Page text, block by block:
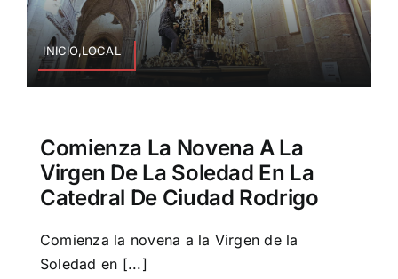
INICIO,LOCAL
Comienza La Novena A La
Virgen De La Soledad En La
Catedral De Ciudad Rodrigo
Comienza la novena a la Virgen de la
Soledad en [...]